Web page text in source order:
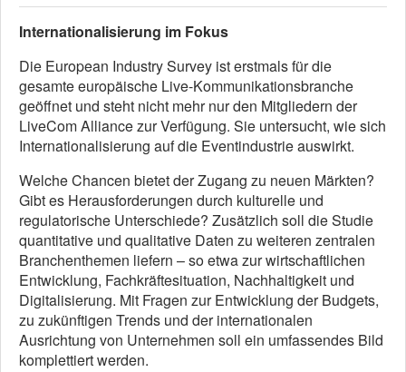
Internationalisierung im Fokus
Die European Industry Survey ist erstmals für die
gesamte europäische Live-Kommunikationsbranche
geöffnet und steht nicht mehr nur den Mitgliedern der
LiveCom Alliance zur Verfügung. Sie untersucht, wie sich
Internationalisierung auf die Eventindustrie auswirkt.
Welche Chancen bietet der Zugang zu neuen Märkten?
Gibt es Herausforderungen durch kulturelle und
regulatorische Unterschiede? Zusätzlich soll die Studie
quantitative und qualitative Daten zu weiteren zentralen
Branchenthemen liefern ­– soetwa zur wirtschaftlichen
Entwicklung, Fachkräftesituation, Nachhaltigkeit und
Digitalisierung. Mit Fragen zur Entwicklung der Budgets,
zu zukünftigen Trends und der internationalen
Ausrichtung von Unternehmen soll ein umfassendes Bild
komplettiert werden.